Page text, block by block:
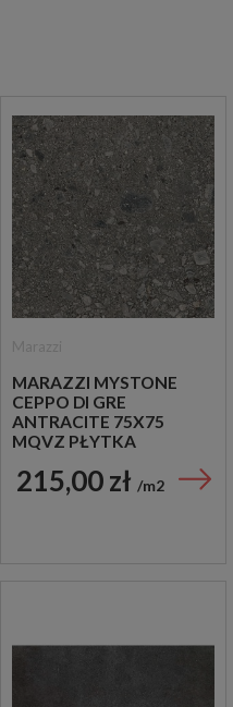
MARAZZI MYSTONE
CEPPO DI GRE
ANTRACITE 75X75
MQVZ PŁYTKA
215,00 zł m2